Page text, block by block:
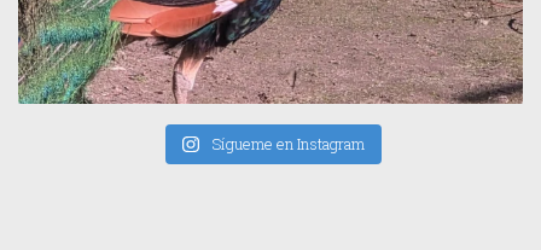
Sígueme en Instagram